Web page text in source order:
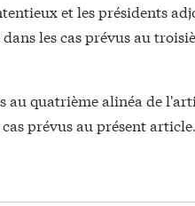
et les présidents
les cas prévus au
au quatrième alinéa de
prévus au présent article.